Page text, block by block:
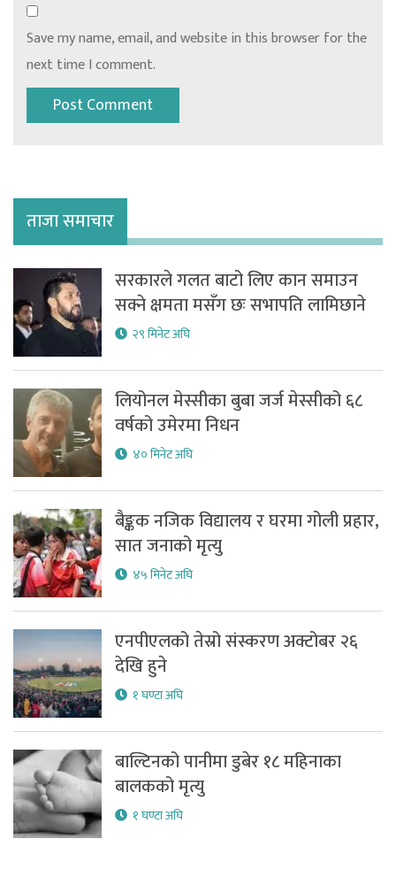
Save my name, email, and website in this browser for the
next time I comment.
ताजा समाचार
सरकारले गलत बाटो लिए कान समाउन
सक्ने क्षमता मसँग छः सभापति लामिछाने
२९ मिनेट अघि
लियोनल मेस्सीका बुबा जर्ज मेस्सीको ६८
वर्षको उमेरमा निधन
४० मिनेट अघि
बैङ्कक नजिक विद्यालय र घरमा गोली प्रहार,
सात जनाको मृत्यु
४५ मिनेट अघि
एनपीएलको तेस्रो संस्करण अक्टोबर २६
देखि हुने
१ घण्टा अघि
बाल्टिनको पानीमा डुबेर १८ महिनाका
बालकको मृत्यु
१ घण्टा अघि